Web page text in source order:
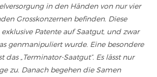
in den Händen von nur vier
Grosskonzernen befinden. Diese
Patente auf Saatgut, und zwar
genmanipuliert wurde. Eine besondere
das „Terminator-Saatgut“. Es lässt nur
zu. Danach begehen die Samen